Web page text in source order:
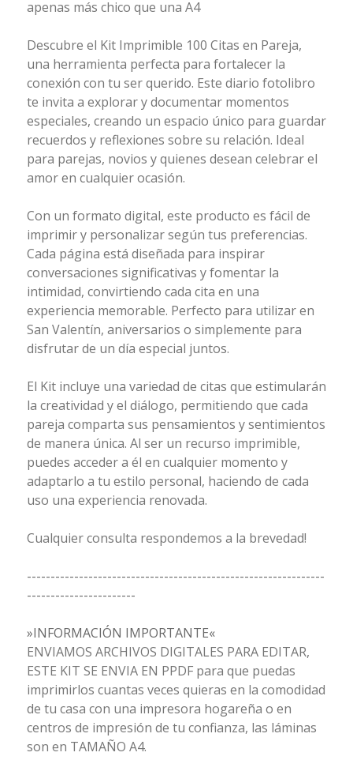
apenas más chico que una A4
Descubre el Kit Imprimible 100 Citas en Pareja,
una herramienta perfecta para fortalecer la
conexión con tu ser querido. Este diario fotolibro
te invita a explorar y documentar momentos
especiales, creando un espacio único para guardar
recuerdos y reflexiones sobre su relación. Ideal
para parejas, novios y quienes desean celebrar el
amor en cualquier ocasión.
Con un formato digital, este producto es fácil de
imprimir y personalizar según tus preferencias.
Cada página está diseñada para inspirar
conversaciones significativas y fomentar la
intimidad, convirtiendo cada cita en una
experiencia memorable. Perfecto para utilizar en
San Valentín, aniversarios o simplemente para
disfrutar de un día especial juntos.
El Kit incluye una variedad de citas que estimularán
la creatividad y el diálogo, permitiendo que cada
pareja comparta sus pensamientos y sentimientos
de manera única. Al ser un recurso imprimible,
puedes acceder a él en cualquier momento y
adaptarlo a tu estilo personal, haciendo de cada
uso una experiencia renovada.
Cualquier consulta respondemos a la brevedad!
---------------------------------------------------------------
-----------------------
»INFORMACIÓN IMPORTANTE«
ENVIAMOS ARCHIVOS DIGITALES PARA EDITAR,
ESTE KIT SE ENVIA EN PPDF para que puedas
imprimirlos cuantas veces quieras en la comodidad
de tu casa con una impresora hogareña o en
centros de impresión de tu confianza, las láminas
son en TAMAÑO A4.